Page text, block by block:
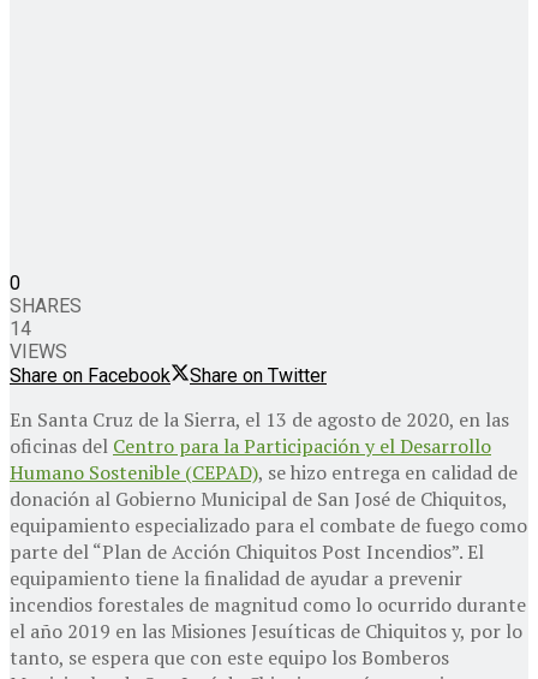
0
SHARES
14
VIEWS
Share on Facebook
Share on Twitter
En Santa Cruz de la Sierra, el 13 de agosto de 2020, en las
oficinas del Centro para la Participación y el Desarrollo
Humano Sostenible (CEPAD), se hizo entrega en calidad de
donación al Gobierno Municipal de San José de Chiquitos,
equipamiento especializado para el combate de fuego como
parte del “Plan de Acción Chiquitos Post Incendios”. El
equipamiento tiene la finalidad de ayudar a prevenir
incendios forestales de magnitud como lo ocurrido durante
el año 2019 en las Misiones Jesuíticas de Chiquitos y, por lo
tanto, se espera que con este equipo los Bomberos